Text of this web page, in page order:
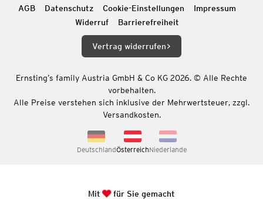
AGB Datenschutz Cookie-Einstellungen
Impressum
Widerruf
Barrierefreiheit
Vertrag widerrufen
Ernsting’s family Austria GmbH & Co KG 2026. © Alle Rechte
vorbehalten.
Alle Preise verstehen sich inklusive der Mehrwertsteuer, zzgl.
Versandkosten.
DeutschlandÖsterreichNiederlande
Mit für Sie gemacht